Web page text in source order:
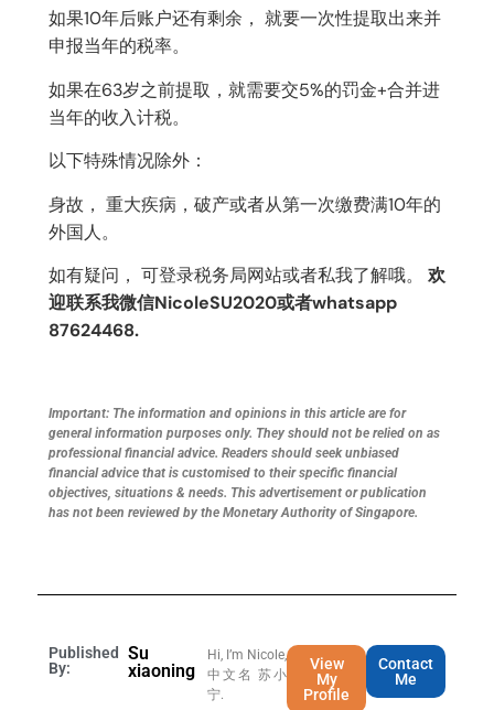
如果10年后账户还有剩余， 就要一次性提取出来并
申报当年的税率。
如果在63岁之前提取，就需要交5%的罚金+合并进
当年的收入计税。
以下特殊情况除外：
身故， 重大疾病，破产或者从第一次缴费满10年的
外国人。
如有疑问， 可登录税务局网站或者私我了解哦。 欢
迎联系我微信NicoleSU2020或者whatsapp
87624468.
Important: The information and opinions in this article are for
general information purposes only. They should not be relied on as
professional financial advice. Readers should seek unbiased
financial advice that is customised to their specific financial
objectives, situations & needs. This advertisement or publication
has not been reviewed by the Monetary Authority of Singapore.
Published
By:
Su
xiaoning
Hi, I’m Nicole,
中文名 苏小
宁.
View
My
Profile
Contact
Me